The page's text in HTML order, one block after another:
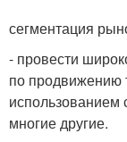
сегментация
- провести
по продвижению
использованием
многие другие.